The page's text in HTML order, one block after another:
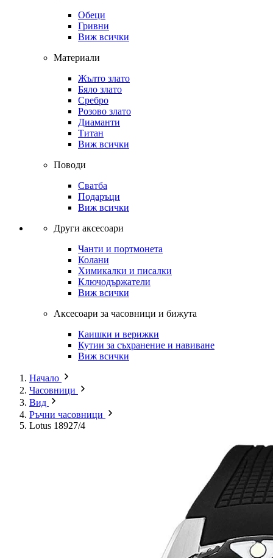
Обеци
Гривни
Виж всички
Материали
Жълто злато
Бяло злато
Сребро
Розово злато
Диаманти
Титан
Виж всички
Поводи
Сватба
Подаръци
Виж всички
Други аксесоари
Чанти и портмонета
Колани
Химикалки и писалки
Ключодържатели
Виж всички
Аксесоари за часовници и бижута
Каишки и верижки
Кутии за съхранение и навиване
Виж всички
Начало
Часовници
Вид
Ръчни часовници
Lotus 18927/4